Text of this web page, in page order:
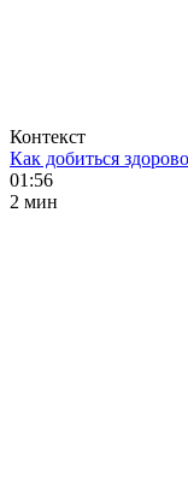
Контекст
Как добиться
01:56
2 мин